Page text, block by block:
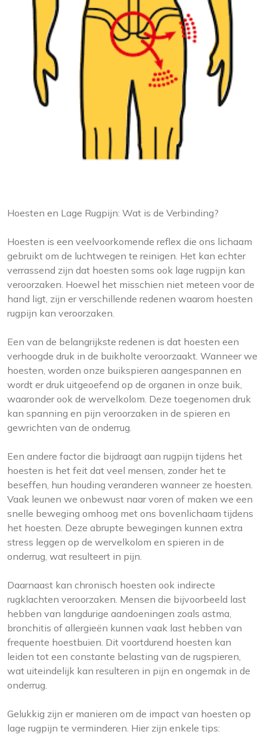
Hoesten en Lage Rugpijn: Wat is de Verbinding?
Hoesten is een veelvoorkomende reflex die ons lichaam
gebruikt om de luchtwegen te reinigen. Het kan echter
verrassend zijn dat hoesten soms ook lage rugpijn kan
veroorzaken. Hoewel het misschien niet meteen voor de
hand ligt, zijn er verschillende redenen waarom hoesten
rugpijn kan veroorzaken.
Een van de belangrijkste redenen is dat hoesten een
verhoogde druk in de buikholte veroorzaakt. Wanneer we
hoesten, worden onze buikspieren aangespannen en
wordt er druk uitgeoefend op de organen in onze buik,
waaronder ook de wervelkolom. Deze toegenomen druk
kan spanning en pijn veroorzaken in de spieren en
gewrichten van de onderrug.
Een andere factor die bijdraagt aan rugpijn tijdens het
hoesten is het feit dat veel mensen, zonder het te
beseffen, hun houding veranderen wanneer ze hoesten.
Vaak leunen we onbewust naar voren of maken we een
snelle beweging omhoog met ons bovenlichaam tijdens
het hoesten. Deze abrupte bewegingen kunnen extra
stress leggen op de wervelkolom en spieren in de
onderrug, wat resulteert in pijn.
Daarnaast kan chronisch hoesten ook indirecte
rugklachten veroorzaken. Mensen die bijvoorbeeld last
hebben van langdurige aandoeningen zoals astma,
bronchitis of allergieën kunnen vaak last hebben van
frequente hoestbuien. Dit voortdurend hoesten kan
leiden tot een constante belasting van de rugspieren,
wat uiteindelijk kan resulteren in pijn en ongemak in de
onderrug.
Gelukkig zijn er manieren om de impact van hoesten op
lage rugpijn te verminderen. Hier zijn enkele tips: